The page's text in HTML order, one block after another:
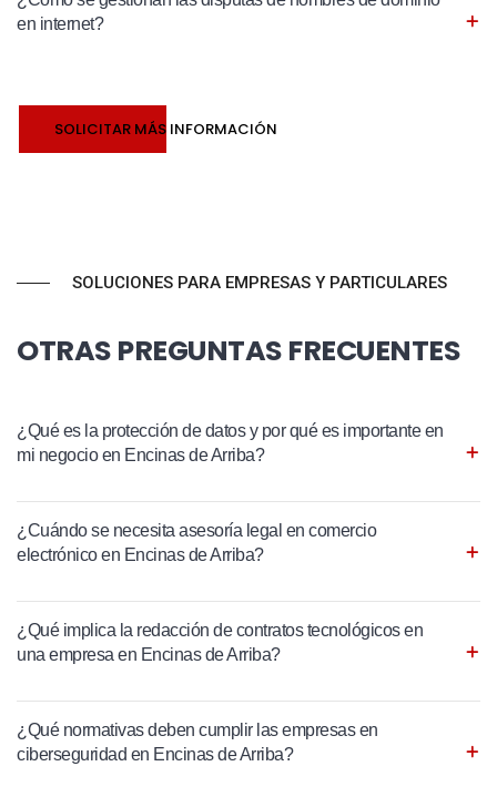
en internet?
SOLICITAR MÁS INFORMACIÓN
SOLUCIONES PARA EMPRESAS Y PARTICULARES
OTRAS PREGUNTAS FRECUENTES
¿Qué es la protección de datos y por qué es importante en
mi negocio en Encinas de Arriba?
¿Cuándo se necesita asesoría legal en comercio
electrónico en Encinas de Arriba?
¿Qué implica la redacción de contratos tecnológicos en
una empresa en Encinas de Arriba?
¿Qué normativas deben cumplir las empresas en
ciberseguridad en Encinas de Arriba?